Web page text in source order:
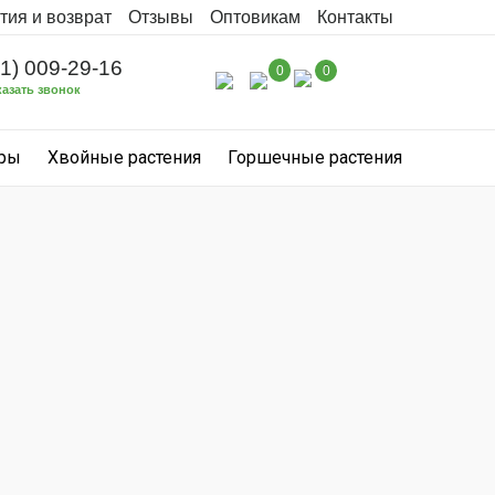
и возврат Отзывы Оптовикам Контакты
009-29-16
звонок
0 0
Хвойные растения Горшечные растения